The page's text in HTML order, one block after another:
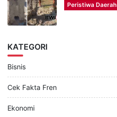
Peristiwa Daerah
KATEGORI
Bisnis
Cek Fakta Fren
Ekonomi